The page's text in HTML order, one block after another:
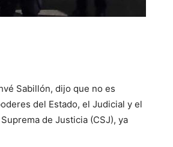
Sabillón, dijo que no es
del Estado, el Judicial y el
de Justicia (CSJ), ya